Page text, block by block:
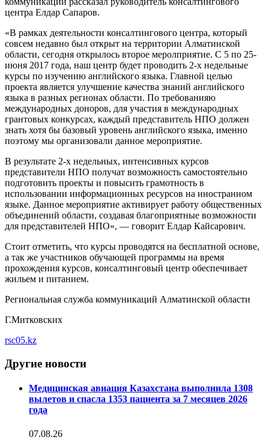
центра Елдар Сапаров.
«В рамках деятельности консалтингового центра, который
совсем недавно был открыт на территории Алматинской
области, сегодня открылось второе меролприятие. С 5 по 25-
июня 2017 года, наш центр будет проводить 2-х недельные
курсы по изучению английского языка. Главной целью
проекта является улучшение качества знаний английского
языка в разных регионах области. По требованияю
международных доноров, для участия в международных
грантовых конкурсах, каждый представитель НПО должен
знать хотя бы базовый уровень английского языка, именно
поэтому мы организовали данное мероприятие.
В результате 2-х недельных, интенсивных курсов
представители НПО получат возможность самостоятельно
подготовить проекты и повысить грамотность в
использовании информационных ресурсов на иностранном
языке. Данное мероприятие активирует работу общественных
объединений области, создавая благоприятные возможности
для представителей НПО», — говорит Елдар Кайсарович.
Стоит отметить, что курсы проводятся на бесплатной основе,
а так же участников обучающей программы на время
прохождения курсов, консалтинговый центр обеспечивает
жильем и питанием.
Региональная служба коммуникаций Алматинской области
Г.Митковских
rsc05.kz
Другие новости
Медицинская авиация Казахстана выполнила 1308
вылетов и спасла 1353 пациента за 7 месяцев 2026
года
07.08.26